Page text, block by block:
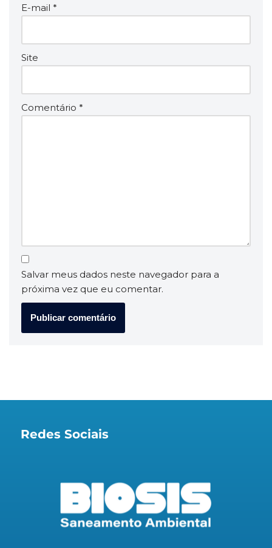
E-mail *
Site
Comentário *
Salvar meus dados neste navegador para a
próxima vez que eu comentar.
Redes Sociais